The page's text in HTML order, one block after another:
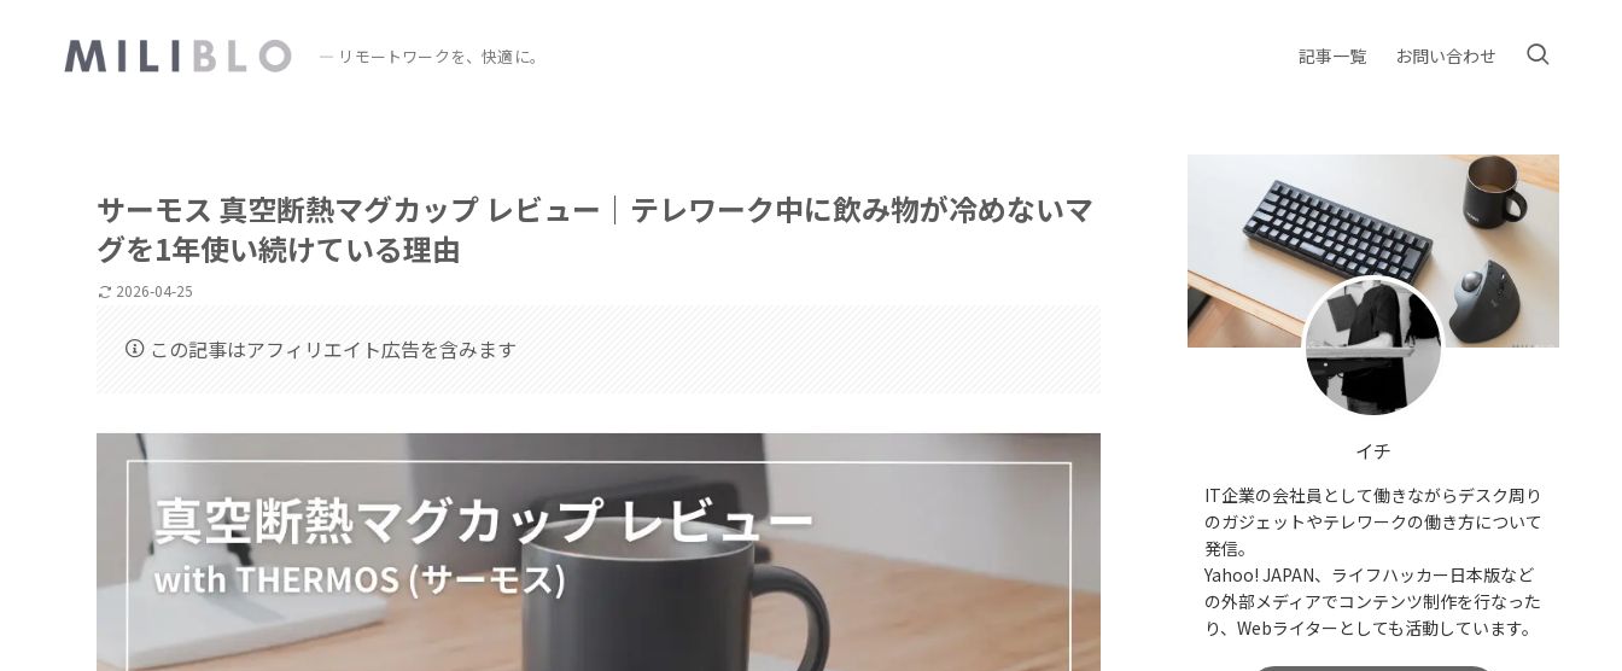
― リモートワークを、快適に。 記事一覧 お問い合わせ
サーモス 真空断熱マグカップ レビュー｜テレワーク中に飲み物が冷めないマ
グを1年使い続けている理由
2026-04-25
この記事はアフィリエイト広告を含みます
イチ
IT企業の会社員として働きながらデスク周り
のガジェットやテレワークの働き方について
発信。
Yahoo! JAPAN、ライフハッカー日本版など
の外部メディアでコンテンツ制作を行なった
り、Webライターとしても活動しています。